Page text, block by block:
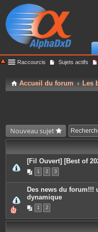
Raccourcis Sujets actifs
Accueil du forum Les
Nouveau sujet
[Fil Ouvert] [Best of
1 2 3
Des news du forum!!!
dynamique
1 2